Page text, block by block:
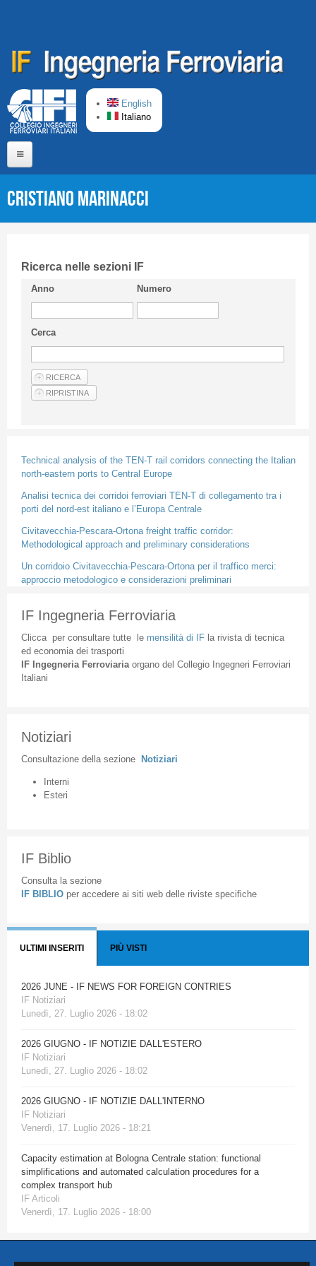
English
Italiano
CIFI in breve
Linee Guida
Privacy Policy
Articoli
Cristiano MARINACCI
Ricerca nelle sezioni IF
Anno Numero
Cerca
Technical analysis of the TEN-T rail corridors connecting the Italian
north-eastern ports to Central Europe
Analisi tecnica dei corridoi ferroviari TEN-T di collegamento tra i
porti del nord-est italiano e l’Europa Centrale
Civitavecchia-Pescara-Ortona freight traffic corridor:
Methodological approach and preliminary considerations
Un corridoio Civitavecchia-Pescara-Ortona per il traffico merci:
approccio metodologico e considerazioni preliminari
IF Ingegneria Ferroviaria
Cliccaper consultare tuttele mensilità di IFla rivista di tecnica
ed economia dei trasporti
IF Ingegneria Ferroviaria organodel Collegio Ingegneri Ferroviari
Italiani
Notiziari
Consultazione della sezione Notiziari
Interni
Esteri
IF Biblio
Consulta la sezione
IF BIBLIO per accedere ai siti web delle riviste specifiche
ULTIMI INSERITI PIÙ VISTI
2026 JUNE - IF NEWS FOR FOREIGN CONTRIES
IF Notiziari
Lunedì, 27. Luglio 2026 - 18:02
2026 GIUGNO - IF NOTIZIE DALL'ESTERO
IF Notiziari
Lunedì, 27. Luglio 2026 - 18:02
2026 GIUGNO - IF NOTIZIE DALL'INTERNO
IF Notiziari
Venerdì, 17. Luglio 2026 - 18:21
Capacity estimation at Bologna Centrale station: functional
simplifications and automated calculation procedures for a
complex transport hub
IF Articoli
Venerdì, 17. Luglio 2026 - 18:00